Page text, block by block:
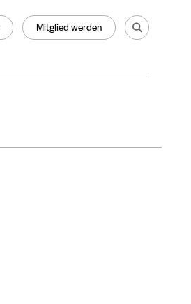
Mitglied werden